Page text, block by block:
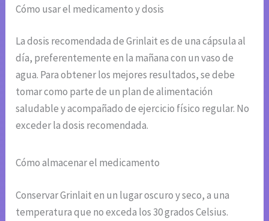
Cómo usar el medicamento y dosis
La dosis recomendada de Grinlait es de una cápsula al
día, preferentemente en la mañana con un vaso de
agua. Para obtener los mejores resultados, se debe
tomar como parte de un plan de alimentación
saludable y acompañado de ejercicio físico regular. No
exceder la dosis recomendada.
Cómo almacenar el medicamento
Conservar Grinlait en un lugar oscuro y seco, a una
temperatura que no exceda los 30 grados Celsius.